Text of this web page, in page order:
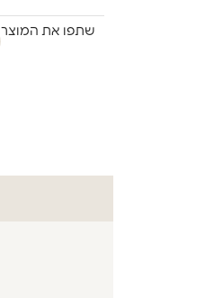
שתפו את המוצר